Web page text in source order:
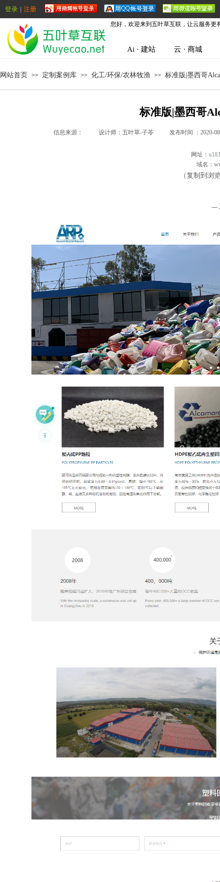
登录 注册
您好，欢迎来到五叶草互联，让云服务更
Ai · 建站 云 · 商城
网站首页 >> 定制案例库 >> 化工/环保/农林牧渔 >> 标准版|墨西哥
标准版|墨西哥
信息来源： 设计师： 五叶草-子苓 发布时间 ： 2020-
网址 ：
域名：
（复制到浏
—